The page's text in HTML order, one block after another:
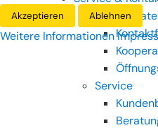
Service
Akzeptieren Ablehnen
Weitere Informationen